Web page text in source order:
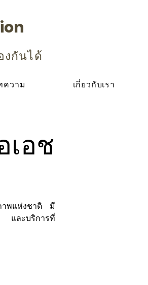
งกันได้
ความ เกี่ยวกับเรา
อช
าพแห่งชาติ มี
และบริการที่